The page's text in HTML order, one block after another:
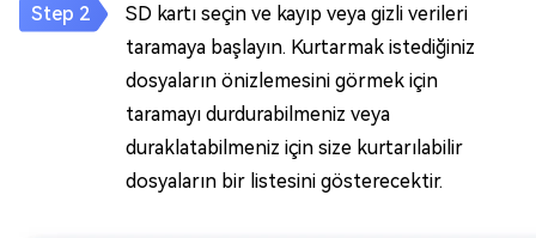
SD kartı seçin ve kayıp veya gizli verileri
taramaya başlayın. Kurtarmak istediğiniz
dosyaların önizlemesini görmek için
taramayı durdurabilmeniz veya
duraklatabilmeniz için size kurtarılabilir
dosyaların bir listesini gösterecektir.